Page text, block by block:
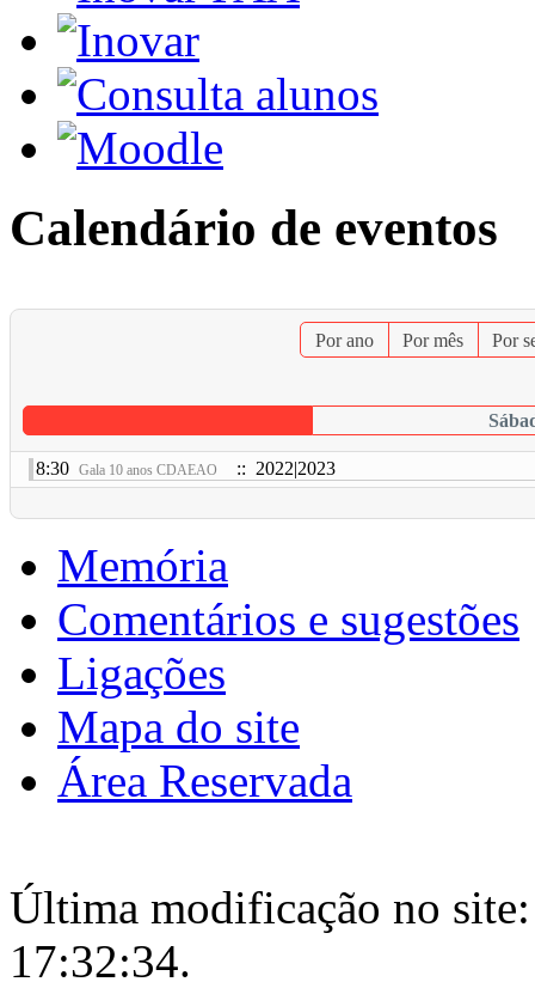
Calendário de eventos
Por ano Por mês Por
8:30 Gala 10 anos CDAEAO :: 2022|2023
Memória
Comentários e sugestões
Ligações
Mapa do site
Área Reservada
Última modificação no
17:32:34.